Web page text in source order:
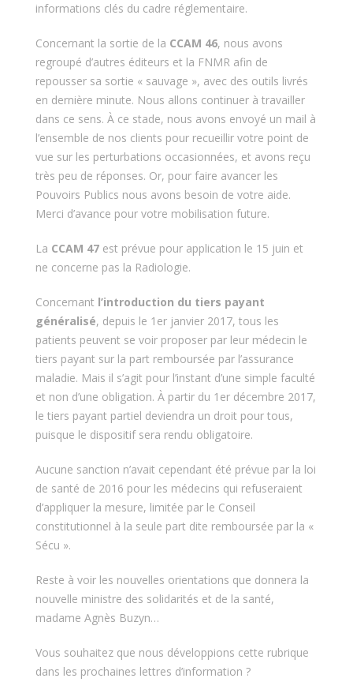
informations clés du cadre réglementaire.
Concernant la sortie de la CCAM 46, nous avons
regroupé d’autres éditeurs et la FNMR afin de
repousser sa sortie « sauvage », avec des outils livrés
en dernière minute. Nous allons continuer à travailler
dans ce sens. À ce stade, nous avons envoyé un mail à
l’ensemble de nos clients pour recueillir votre point de
vue sur les perturbations occasionnées, et avons reçu
très peu de réponses. Or, pour faire avancer les
Pouvoirs Publics nous avons besoin de votre aide.
Merci d’avance pour votre mobilisation future.
La CCAM 47 est prévue pour application le 15 juin et
ne concerne pas la Radiologie.
Concernant l’introduction du tiers payant
généralisé, depuis le 1er janvier 2017, tous les
patients peuvent se voir proposer par leur médecin le
tiers payant sur la part remboursée par l’assurance
maladie. Mais il s’agit pour l’instant d’une simple faculté
et non d’une obligation. À partir du 1er décembre 2017,
le tiers payant partiel deviendra un droit pour tous,
puisque le dispositif sera rendu obligatoire.
Aucune sanction n’avait cependant été prévue par la loi
de santé de 2016 pour les médecins qui refuseraient
d’appliquer la mesure, limitée par le Conseil
constitutionnel à la seule part dite remboursée par la «
Sécu ».
Reste à voir les nouvelles orientations que donnera la
nouvelle ministre des solidarités et de la santé,
madame Agnès Buzyn…
Vous souhaitez que nous développions cette rubrique
dans les prochaines lettres d’information ?